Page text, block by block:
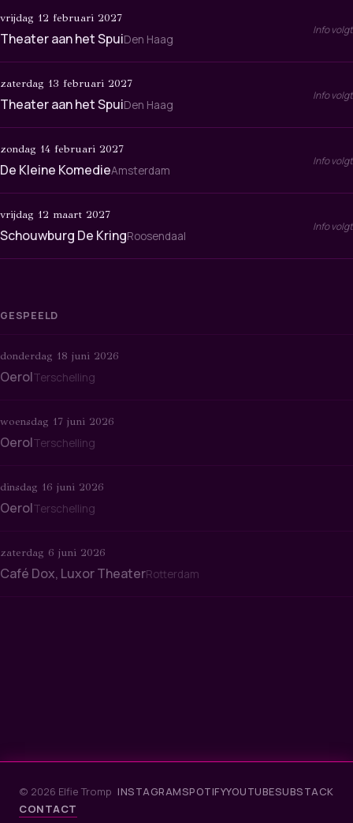
vrijdag 12 februari 2027
Theater aan het SpuiDen Haag
Info volgt
zaterdag 13 februari 2027
Theater aan het SpuiDen Haag
Info volgt
zondag 14 februari 2027
De Kleine KomedieAmsterdam
Info volgt
vrijdag 12 maart 2027
Schouwburg De KringRoosendaal
Info volgt
GESPEELD
donderdag 18 juni 2026
OerolTerschelling
woensdag 17 juni 2026
OerolTerschelling
dinsdag 16 juni 2026
OerolTerschelling
zaterdag 6 juni 2026
Café Dox, Luxor TheaterRotterdam
© 2026 Elfie Tromp INSTAGRAMSPOTIFYYOUTUBESUBSTACK
CONTACT